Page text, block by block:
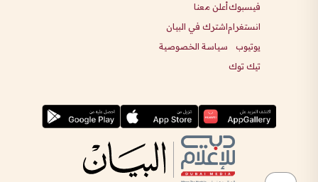
فيسبوك
انستغرام
يوتيوب
تيك توك
أعلن معنا
اشترك في البيان
سياسة الخصوصية